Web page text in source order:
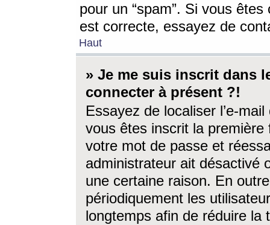
pour un “spam”. Si vous
est correcte, essayez de
Haut
» Je me suis inscrit dans
connecter à présent ?!
Essayez de localiser l’e-
vous êtes inscrit la première
votre mot de passe et
administrateur ait désactivé
une certaine raison. En
périodiquement les
longtemps afin de réduire la